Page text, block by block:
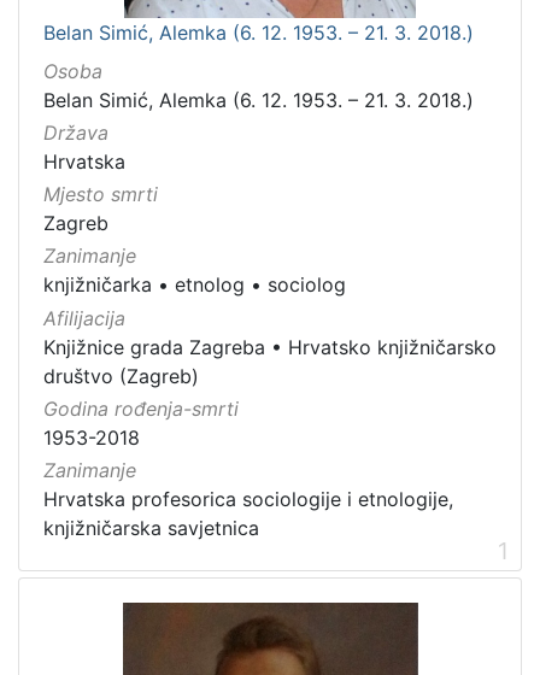
Belan Simić, Alemka (6. 12. 1953. – 21. 3. 2018.)
Osoba
Belan Simić, Alemka (6. 12. 1953. – 21. 3. 2018.)
Država
Hrvatska
Mjesto smrti
Zagreb
Zanimanje
knjižničarka • etnolog • sociolog
Afilijacija
Knjižnice grada Zagreba • Hrvatsko knjižničarsko
društvo (Zagreb)
Godina rođenja-smrti
1953-2018
Zanimanje
Hrvatska profesorica sociologije i etnologije,
knjižničarska savjetnica
1